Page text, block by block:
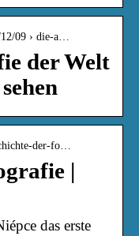
09 › die-a…
der Welt
der-fo…
|
das erste